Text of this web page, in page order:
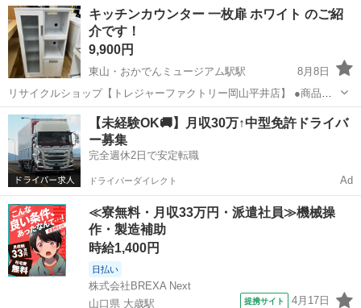
×奥行50.5㎝×高さ101.5㎝ 状態 ：中古品の為細々傷がありま
す。店頭でお確か...
岡山 岡山市 東山・おかでんミュージアム駅駅 収納家具
貸し出し
キッチンカウンター 一枚扉 ホワイト のご紹
介です！
9,900円
東山・おかでんミュージアム駅駅
8月8日
リサイクルショップ【トレジャーファクトリー岡山平井店】 ●商品情
報 アイテム名：キッチンカウンター ブランド ： サイズ ：横幅
70㎝×奥行43㎝×高さ120㎝ 状態 ：中古品の為、側面に深いキズ
があります。店頭 ...
岡山 岡山市 東山・おかでんミュージアム駅駅 収納家具
貸し出し
【未経験OK🚚】月収30万↑中型免許ドライバ
ー募集
完全週休2日で安定転職
ドライバーダイレクト Ad
≪寮無料・月収33万円・派遣社員≫機械操
作・製造補助
時給1,400円
日払い
株式会社BREXA Next
山口県 大歳駅
提携サイト 4月17日